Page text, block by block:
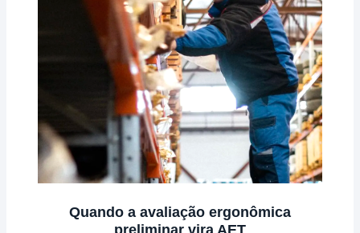
Quando a avaliação ergonômica